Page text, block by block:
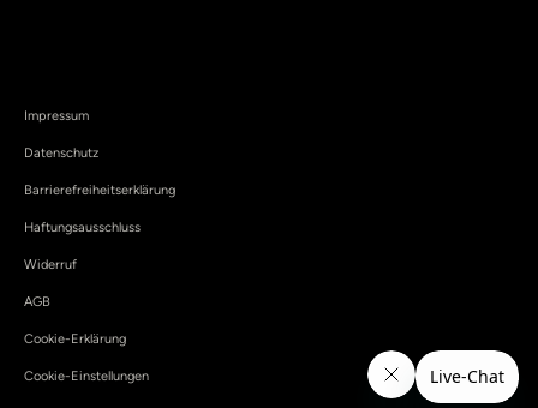
Impressum
Datenschutz
Barrierefreiheitserklärung
Haftungsausschluss
Widerruf
AGB
Cookie-Erklärung
Cookie-Einstellungen